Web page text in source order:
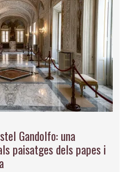
Gandolfo: una
paisatges dels papes i